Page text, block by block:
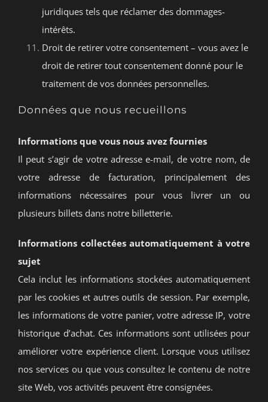
juridiques tels que réclamer des dommages-
intérêts.
Droit de retirer votre consentement – vous avez le
droit de retirer tout consentement donné pour le
traitement de vos données personnelles.
Données que nous recueillons
Informations que vous nous avez fournies
Il peut s’agir de votre adresse e-mail, de votre nom, de
votre adresse de facturation, principalement des
informations nécessaires pour vous livrer un ou
plusieurs billets dans notre billetterie.
Informations collectées automatiquement à votre
sujet
Cela inclut les informations stockées automatiquement
par les cookies et autres outils de session. Par exemple,
les informations de votre panier, votre adresse IP, votre
historique d’achat. Ces informations sont utilisées pour
améliorer votre expérience client. Lorsque vous utilisez
nos services ou que vous consultez le contenu de notre
site Web, vos activités peuvent être consignées.